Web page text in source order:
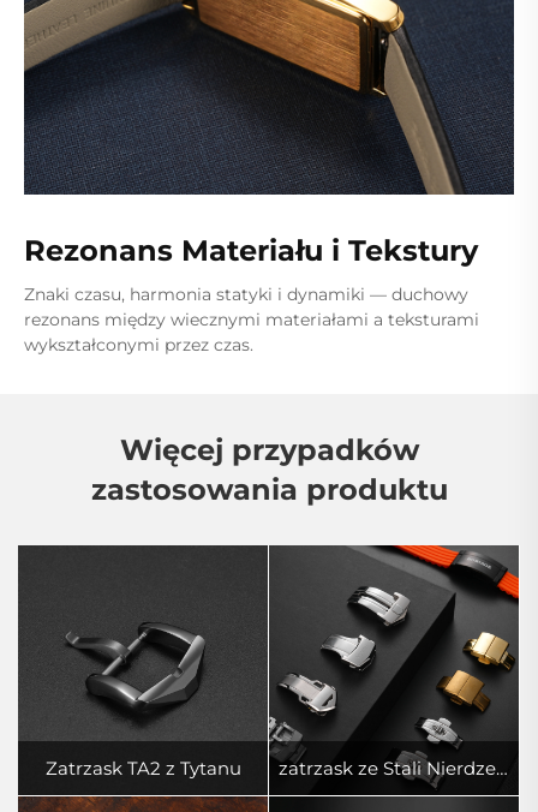
Rezonans Materiału i Tekstury
Znaki czasu, harmonia statyki i dynamiki — duchowy
rezonans między wiecznymi materiałami a teksturami
wykształconymi przez czas.
Więcej przypadków
zastosowania produktu
Zatrzask TA2 z Tytanu zatrzask ze Stali Nierdzewnej 316L